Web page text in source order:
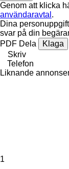
Genom att klicka
användaravtal .
Dina
svar på din
PDF Dela
Klaga
Skriv
Telefon
Liknande
1